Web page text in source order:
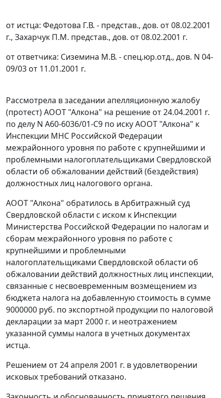
от истца: Федотова Г.В. - представ., дов. от 08.02.2001
г., Захарчук П.М. представ., дов. от 08.02.2001 г.
от ответчика: Сиземина М.В. - спец.юр.отд., дов. N 04-
09/03 от 11.01.2001 г.
Рассмотрела в заседании апелляционную жалобу
(протест) АООТ "Алкона" на решение от 24.04.2001 г.
по делу N А60-6036/01-C9 по иску АООТ "Алкона" к
Инспекции МНС Российской Федерации
межрайонного уровня по работе с крупнейшими и
проблемными налогоплательщиками Свердловской
области об обжаловании действий (бездействия)
должностных лиц налогового органа.
АООТ "Алкона" обратилось в Арбитражный суд
Свердловской области с иском к Инспекции
Министерства Российской Федерации по налогам и
сборам межрайонного уровня по работе с
крупнейшими и проблемными
налогоплательщиками Свердловской области об
обжаловании действий должностных лиц инспекции,
связанные с несвоевременным возмещением из
бюджета налога на добавленную стоимость в сумме
9000000 руб. по экспортной продукции по налоговой
декларации за март 2000 г. и неотражением
указанной суммы налога в учетных документах
истца.
Решением от 24 апреля 2001 г. в удовлетворении
исковых требований отказано.